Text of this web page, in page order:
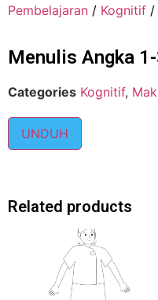
Pembelajaran / Kognitif /
Menulis Angka
Categories Kognitif,
UNDUH
Related products